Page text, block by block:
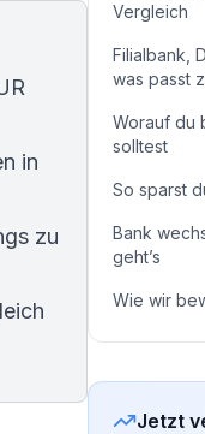
in
zu
Vergleich
Filialbank,
was passt
Worauf du
solltest
So sparst
Bank
geht’s
Wie wir
Jetzt